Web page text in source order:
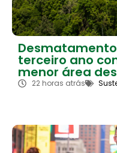
terceiro ano
menor área
22 horas atrás